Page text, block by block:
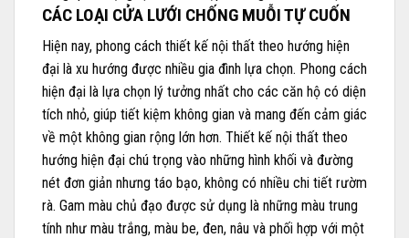
CÁC LOẠI CỬA LƯỚI CHỐNG MUỖI TỰ CUỐN
Hiện nay, phong cách thiết kế nội thất theo hướng hiện
đại là xu hướng được nhiều gia đình lựa chọn. Phong cách
hiện đại là lựa chọn lý tưởng nhất cho các căn hộ có diện
tích nhỏ, giúp tiết kiệm không gian và mang đến cảm giác
về một không gian rộng lớn hơn. Thiết kế nội thất theo
hướng hiện đại chú trọng vào những hình khối và đường
nét đơn giản nhưng táo bạo, không có nhiều chi tiết rườm
rà. Gam màu chủ đạo được sử dụng là những màu trung
tính như màu trắng, màu be, đen, nâu và phối hợp với một